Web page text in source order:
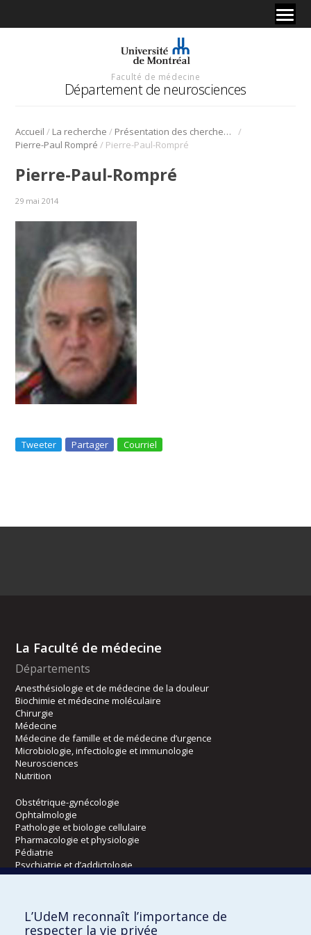
Faculté de médecine
Département de neurosciences
Accueil / La recherche / Présentation des chercheurs et de leur discipline
/
Pierre-Paul Rompré / Pierre-Paul-Rompré
Pierre-Paul-Rompré
29 mai 2014
Tweeter Partager Courriel
La Faculté de médecine
Départements
Anesthésiologie et de médecine de la douleur
Biochimie et médecine moléculaire
Chirurgie
Médecine
Médecine de famille et de médecine d’urgence
Microbiologie, infectiologie et immunologie
Neurosciences
Nutrition
Obstétrique-gynécologie
Ophtalmologie
Pathologie et biologie cellulaire
Pharmacologie et physiologie
Pédiatrie
Psychiatrie et d’addictologie
Radiologie, radio-oncologie et médecine nucléaire
Écoles
L’UdeM reconnaît l’importance de
respecter la vie privée